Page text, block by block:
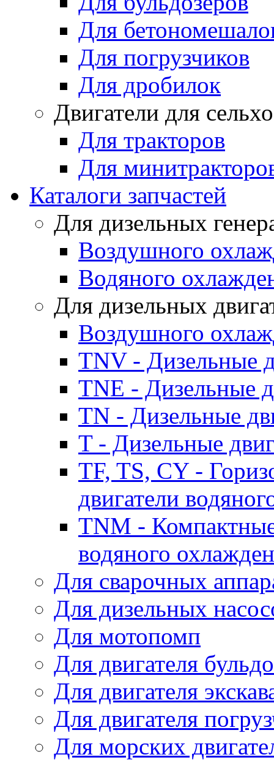
Для
Для погрузчиков
Для дробилок
Двигатели для
Для тракторов
Для
Каталоги запчастей
Для дизельных
Воздушного
Водяного
Для дизельных
Воздушного
TNV - Дизельные
TNE - Дизельные
TN - Дизельные
T - Дизельные
TF, TS, CY -
двигатели
TNM -
водяного
Для сварочных
Для дизельных
Для мотопомп
Для двигателя
Для двигателя
Для двигателя
Для морских